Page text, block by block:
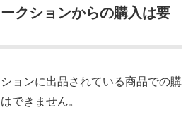
クションからの購入は要
ョンに出品されている商品での購
できません。